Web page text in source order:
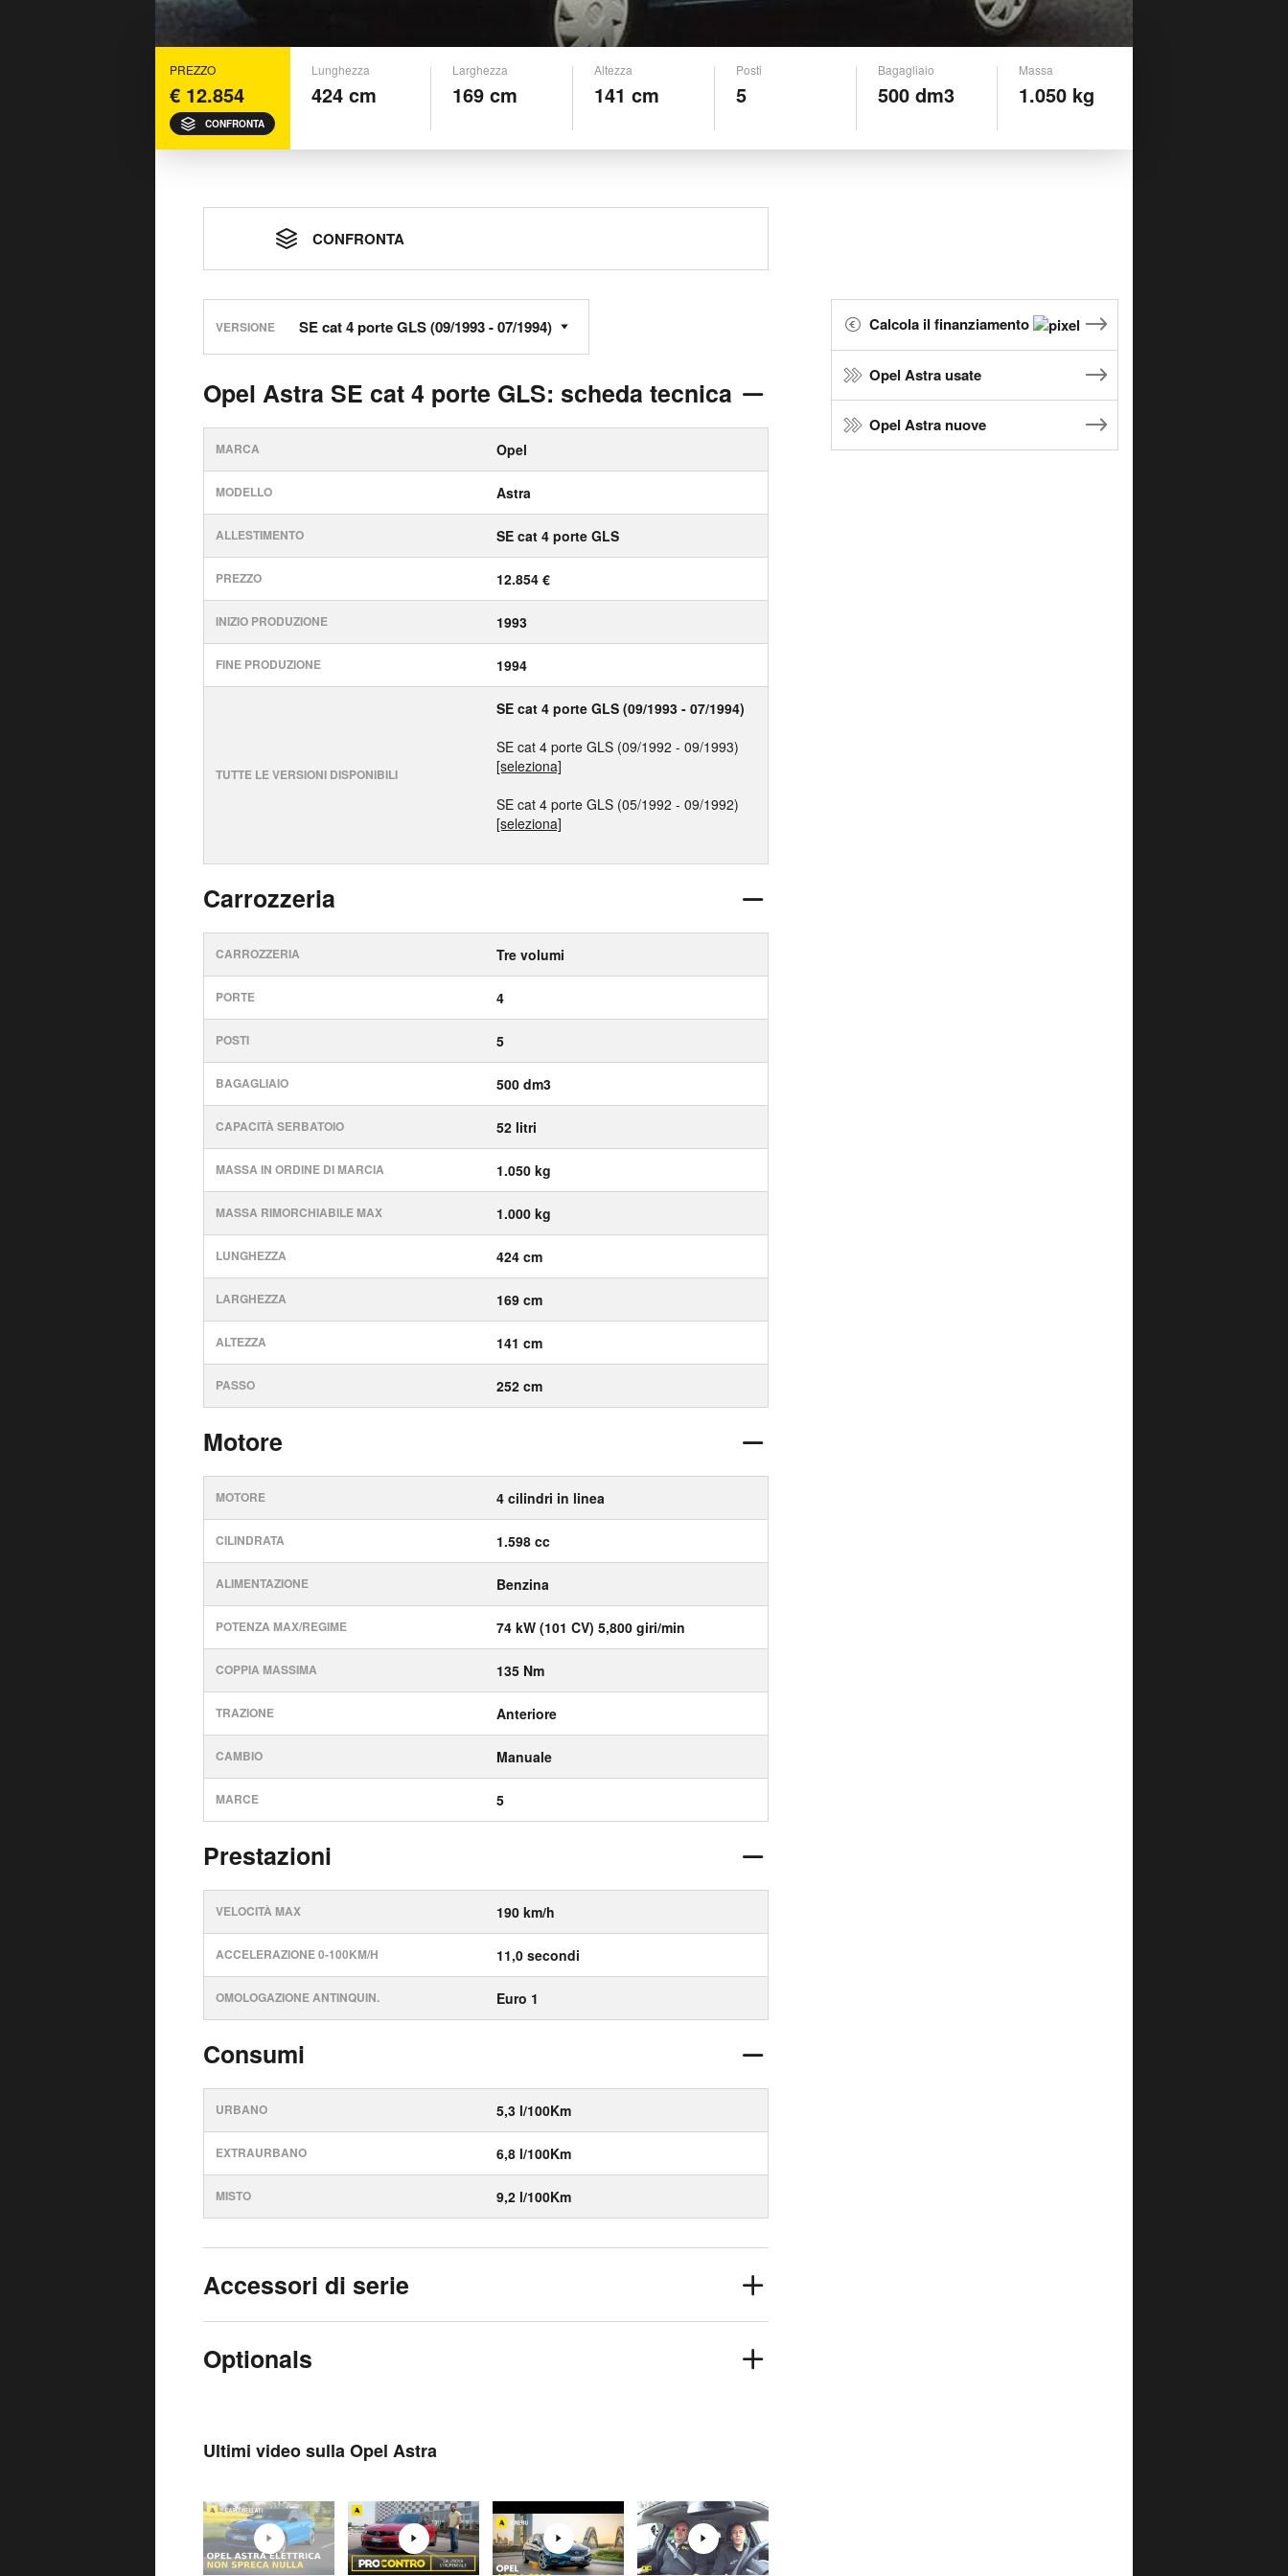
PREZZO
€ 12.854
CONFRONTA
Lunghezza
424 cm
Larghezza
169 cm
Altezza
141 cm
Posti
5
Bagagliaio
500 dm3
Massa
1.050 kg
CONFRONTA
VERSIONE
Opel Astra SE cat 4 porte GLS: scheda tecnica
MARCA Opel
MODELLO Astra
ALLESTIMENTO SE cat 4 porte GLS
PREZZO 12.854 €
INIZIO PRODUZIONE 1993
FINE PRODUZIONE 1994
TUTTE LE VERSIONI DISPONIBILI
SE cat 4 porte GLS (09/1993 - 07/1994)
SE cat 4 porte GLS (09/1992 - 09/1993)
[seleziona]
SE cat 4 porte GLS (05/1992 - 09/1992)
[seleziona]
Carrozzeria
CARROZZERIA Tre volumi
PORTE 4
POSTI 5
BAGAGLIAIO 500 dm3
CAPACITÀ SERBATOIO 52 litri
MASSA IN ORDINE DI MARCIA 1.050 kg
MASSA RIMORCHIABILE MAX 1.000 kg
LUNGHEZZA 424 cm
LARGHEZZA 169 cm
ALTEZZA 141 cm
PASSO 252 cm
Motore
MOTORE 4 cilindri in linea
CILINDRATA 1.598 cc
ALIMENTAZIONE Benzina
POTENZA MAX/REGIME 74 kW (101 CV) 5,800 giri/min
COPPIA MASSIMA 135 Nm
TRAZIONE Anteriore
CAMBIO Manuale
MARCE 5
Prestazioni
VELOCITÀ MAX 190 km/h
ACCELERAZIONE 0-100KM/H 11,0 secondi
OMOLOGAZIONE ANTINQUIN. Euro 1
Consumi
URBANO 5,3 l/100Km
EXTRAURBANO 6,8 l/100Km
MISTO 9,2 l/100Km
Accessori di serie
Optionals
Ultimi video sulla Opel Astra
Calcola il finanziamento
Opel Astra usate
Opel Astra nuove